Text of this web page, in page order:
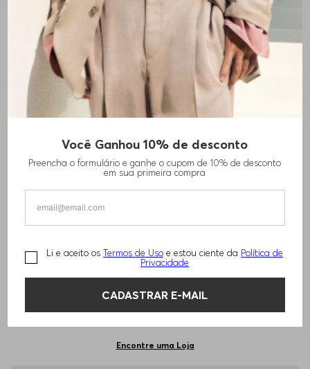
Você Ganhou 10% de desconto
Preencha o formulário e ganhe o cupom de 10% de desconto
em sua primeira compra
Li e aceito os Termos de Uso e estou ciente da Política de
Privacidade
CADASTRAR E-MAIL
CINTO DE COURO DE BÚFALO COM FIVELA
TAMANHO -85 Informações do Tamanho
Qual o seu Tamanho? Tabela de Tamanhos
ADICIONAR AO CARRINHO
Encontre uma Loja